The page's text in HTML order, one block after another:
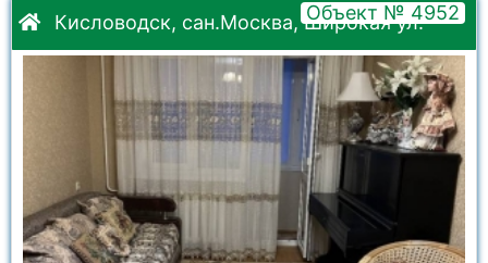
Кисловодск, сан.Москва, Широкая ул.
Объект № 4952